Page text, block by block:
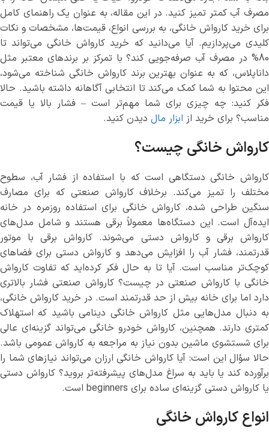
مصرف آب کمتر تمیز کنید. در این مقاله، به عنوان یک راهنمای کامل
برای خرید کارواش خانگی، به بررسی انواع، قیمت‌ها، مشخصات و نکات
کلیدی می‌پردازیم. آیا می‌دانید که خرید کارواش خانگی می‌تواند تا
80% در مصرف آب صرفه‌جویی کند؟ با تمرکز بر برندهای معتبر مثل
داناپلاس، که به عنوان بهترین برند کارواش خانگی شناخته می‌شود،
این محتوا به شما کمک می‌کند تا انتخابی آگاهانه داشته باشید. حالا
فکر کنید: چه چیزی برای شما مهم‌تر است – فشار بالا یا قیمت
مناسب؟ برای خرید از ابزار مال دیدن کنید.
کارواش خانگی چیست؟
کارواش خانگی دستگاهی است که با استفاده از فشار آب، سطوح
مختلف را تمیز می‌کند. برخلاف کارواش صنعتی که برای مصارف
سنگین طراحی شده، کارواش خانگی برای استفاده روزمره در خانه
ایده‌آل است. این دستگاه‌ها معمولاً برقی هستند و شامل مدل‌های
کارواش برقی و کارواش دستی می‌شوند. کارواش برقی با موتور
قدرتمند، فشار آب را افزایش می‌دهد و کارواش دستی برای فضاهای
کوچک‌تر مناسب است. آیا تا به حال فکر کرده‌اید که تفاوت کارواش
خانگی با کارواش صنعتی در چیست؟ کارواش صنعتی فشار بالاتری
دارد اما برای خانه بیش از حد قدرتمند است. در خرید کارواش خانگی،
به دنبال مدل‌هایی مثل کارواش خانگی دینامی باشید که استهلاک
کمتری دارند. همچنین، کارواش خودرو خانگی می‌تواند گزینه‌ای عالی
برای شستشوی ماشین بدون نیاز به مراجعه به کارواش عمومی باشد.
حالا سؤال این است: آیا کارواش خانگی ارزان می‌تواند نیازهای شما را
برآورده کند یا باید به سراغ مدل‌های پیشرفته‌تر بروید؟ کارواش دستی
یا كارواش دستي گزینه‌ای ساده برای beginners است.
انواع کارواش خانگی